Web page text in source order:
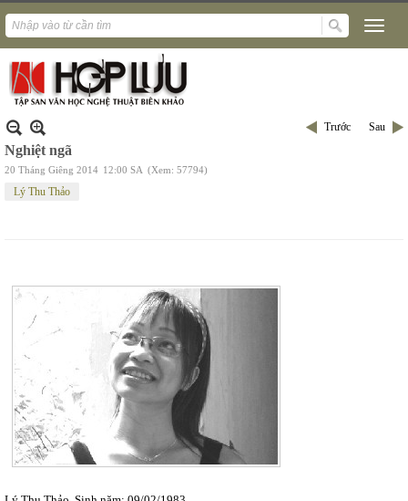
Trước Sau
Nghiệt ngã
20 Tháng Giêng 2014 12:00 SA (Xem: 57794)
Lý Thu Thảo